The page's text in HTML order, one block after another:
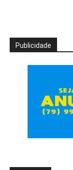
Publicidade